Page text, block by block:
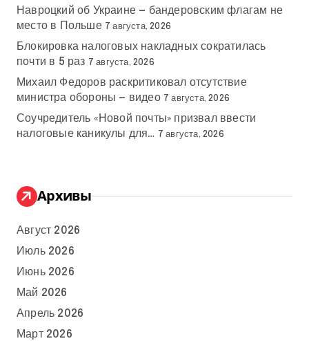
Навроцкий об Украине — бандеровским флагам не
место в Польше 7 августа, 2026
Блокировка налоговых накладных сократилась
почти в 5 раз 7 августа, 2026
Михаил Федоров раскритиковал отсутствие
министра обороны — видео 7 августа, 2026
Соучредитель «Новой почты» призвал ввести
налоговые каникулы для… 7 августа, 2026
Архивы
Август 2026
Июль 2026
Июнь 2026
Май 2026
Апрель 2026
Март 2026